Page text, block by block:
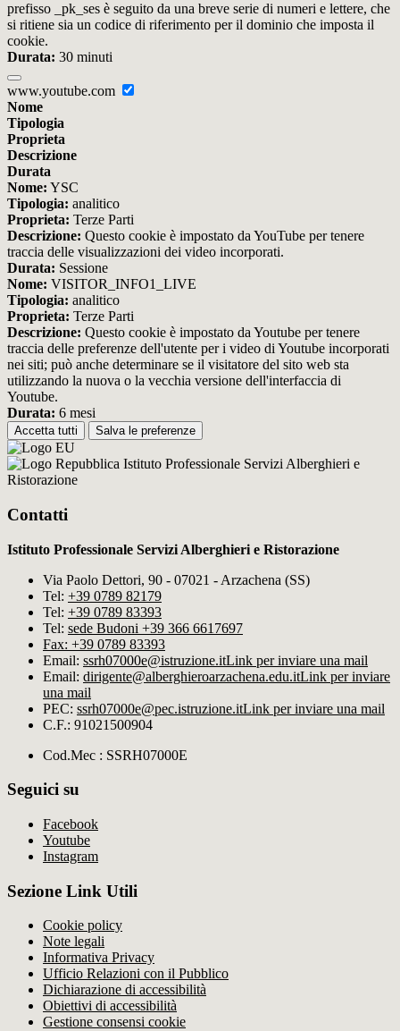
prefisso _pk_ses è seguito da una breve serie di numeri e lettere, che
si ritiene sia un codice di riferimento per il dominio che imposta il
cookie.
Durata: 30 minuti
www.youtube.com
Nome
Tipologia
Proprieta
Descrizione
Durata
Nome: YSC
Tipologia: analitico
Proprieta: Terze Parti
Descrizione: Questo cookie è impostato da YouTube per tenere
traccia delle visualizzazioni dei video incorporati.
Durata: Sessione
Nome: VISITOR_INFO1_LIVE
Tipologia: analitico
Proprieta: Terze Parti
Descrizione: Questo cookie è impostato da Youtube per tenere
traccia delle preferenze dell'utente per i video di Youtube incorporati
nei siti; può anche determinare se il visitatore del sito web sta
utilizzando la nuova o la vecchia versione dell'interfaccia di
Youtube.
Durata: 6 mesi
Accetta tutti Salva le preferenze
Istituto Professionale Servizi Alberghieri e
Ristorazione
Contatti
Istituto Professionale Servizi Alberghieri e Ristorazione
Via Paolo Dettori, 90 - 07021 - Arzachena (SS)
Tel: +39 0789 82179
Tel: +39 0789 83393
Tel: sede Budoni +39 366 6617697
Fax: +39 0789 83393
Email: ssrh07000e@istruzione.itLink per inviare una mail
Email: dirigente@alberghieroarzachena​.edu.itLink per inviare
una mail
PEC: ssrh07000e@pec.istruzione.itLink per inviare una mail
C.F.: 91021500904
Cod.Mec : SSRH07000E
Seguici su
Facebook
Youtube
Instagram
Sezione Link Utili
Cookie policy
Note legali
Informativa Privacy
Ufficio Relazioni con il Pubblico
Dichiarazione di accessibilità
Obiettivi di accessibilità
Gestione consensi cookie